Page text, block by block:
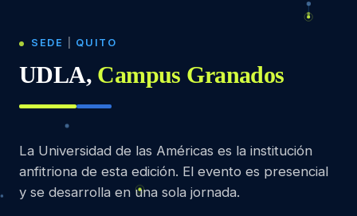
SEDE QUITO
UDLA, Campus Granados
La Universidad de las Américas es la institución
anfitriona de esta edición. El evento es presencial
y se desarrolla en una sola jornada.